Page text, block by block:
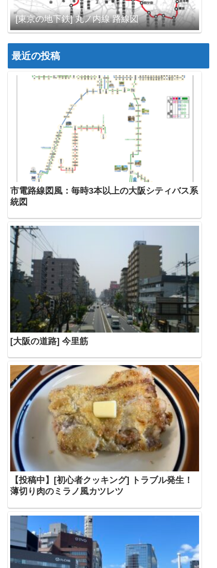
[東京の地下鉄] 丸ノ内線 路線図
最近の投稿
市電路線図風：毎時3本以上の大阪シティバス系
統図
[大阪の道路] 今里筋
【投稿中】[初心者クッキング] トラブル発生！
薄切り肉のミラノ風カツレツ